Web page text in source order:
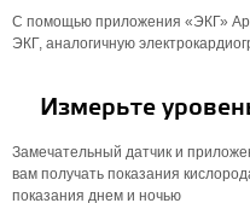
С помощью приложения «ЭКГ»
ЭКГ, аналогичную
Измерьте
Замечательный датчик и
вам получать показания
показания днем ​​и ночью